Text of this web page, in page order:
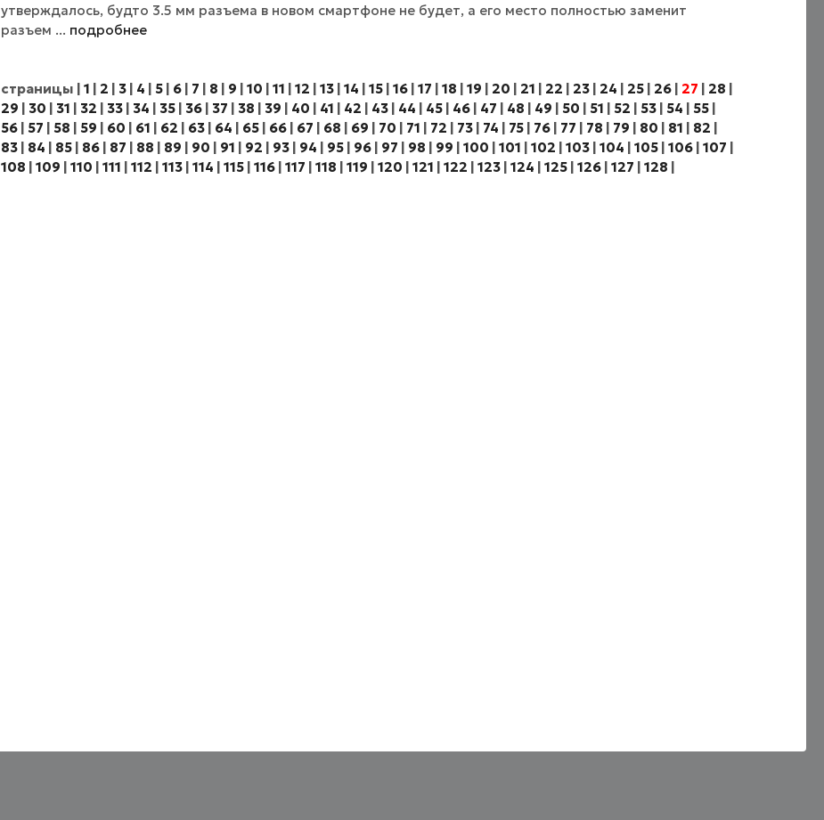
утверждалось, будто 3.5 мм разъема в новом смартфоне не будет, а его место полностью заменит
разъем ... подробнее
страницы | 1 | 2 | 3| 4 | 5| 6| 7 | 8 | 9 | 10 | 11 | 12 | 13| 14 | 15| 16| 17 | 18 | 19 | 20 | 21 | 22 | 23| 24 | 25| 26| 27 | 28 |
29 | 30 | 31 | 32 | 33| 34 | 35| 36| 37 | 38 | 39 | 40 | 41 | 42 | 43| 44 | 45| 46| 47 | 48 | 49 | 50 | 51 | 52 | 53| 54 | 55|
56| 57 | 58 | 59 | 60 | 61 | 62 | 63| 64 | 65| 66| 67 | 68 | 69 | 70 | 71 | 72 | 73| 74 | 75| 76| 77 | 78 | 79 | 80 | 81 | 82 |
83| 84 | 85| 86| 87 | 88 | 89 | 90 | 91 | 92 | 93| 94 | 95| 96| 97 | 98 | 99 | 100 | 101 | 102 | 103| 104 | 105| 106| 107 |
108 | 109 | 110 | 111 | 112 | 113| 114 | 115| 116| 117 | 118 | 119 | 120 | 121 | 122 | 123| 124 | 125| 126| 127 | 128 |